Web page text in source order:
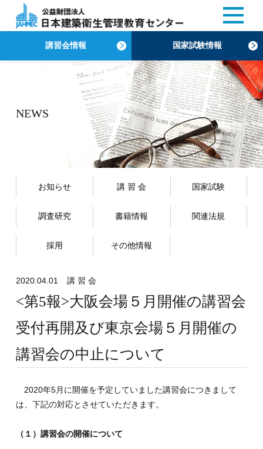
講習会情報 国家試験情報
NEWS
お知らせ 講 習 会 国家試験
調査研究 書籍情報 関連法規
採用 その他情報
2020.04.01 講 習 会
<第5報>大阪会場５月開催の講習会
受付再開及び東京会場５月開催の
講習会の中止について
2020年5月に開催を予定していました講習会につきまして
は、下記の対応とさせていただきます。
（１）講習会の開催について